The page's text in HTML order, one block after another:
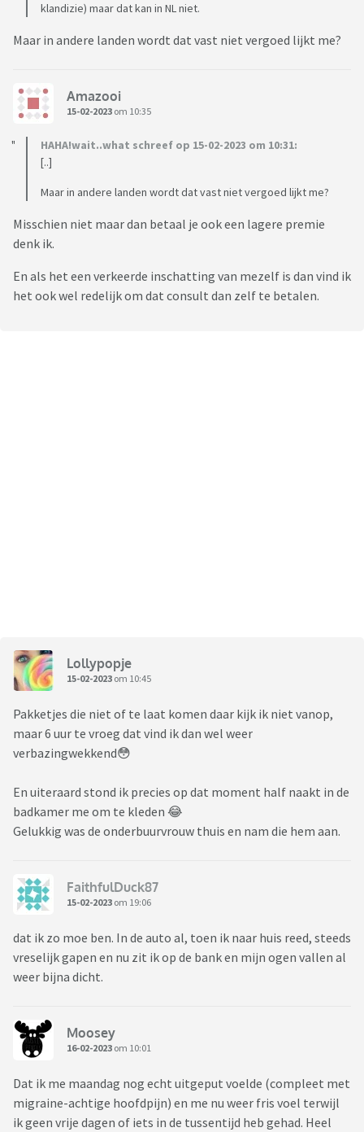
klandizie) maar dat kan in NL niet.
Maar in andere landen wordt dat vast niet vergoed lijkt me?
Amazooi
15-02-2023 om 10:35
HAHA!wait..what schreef op 15-02-2023 om 10:31:
[..]
Maar in andere landen wordt dat vast niet vergoed lijkt me?
Misschien niet maar dan betaal je ook een lagere premie
denk ik.
En als het een verkeerde inschatting van mezelf is dan vind ik
het ook wel redelijk om dat consult dan zelf te betalen.
Lollypopje
15-02-2023 om 10:45
Pakketjes die niet of te laat komen daar kijk ik niet vanop,
maar 6 uur te vroeg dat vind ik dan wel weer
verbazingwekkend😳
En uiteraard stond ik precies op dat moment half naakt in de
badkamer me om te kleden 😂
Gelukkig was de onderbuurvrouw thuis en nam die hem aan.
FaithfulDuck87
15-02-2023 om 19:06
dat ik zo moe ben. In de auto al, toen ik naar huis reed, steeds
vreselijk gapen en nu zit ik op de bank en mijn ogen vallen al
weer bijna dicht.
Moosey
16-02-2023 om 10:01
Dat ik me maandag nog echt uitgeput voelde (compleet met
migraine-achtige hoofdpijn) en me nu weer fris voel terwijl
ik geen vrije dagen of iets in de tussentijd heb gehad. Heel